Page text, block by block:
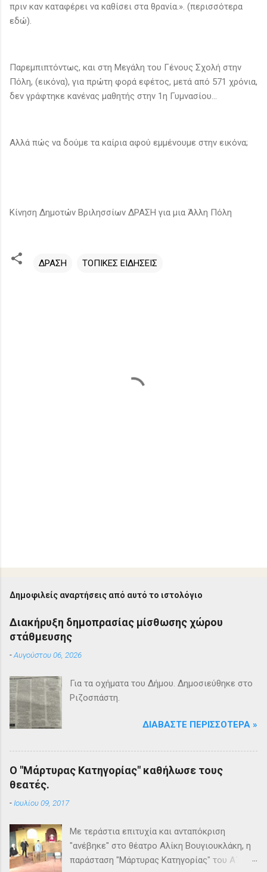
πριν καν καταφέρει να καθίσει στα θρανία.». (περισσότερα
εδώ).
Παρεμπιπτόντως, και στη Μεγάλη του Γένους Σχολή στην
Πόλη, (εικόνα), για πρώτη φορά εφέτος, μετά από 571 χρόνια,
δεν γράφτηκε κανένας μαθητής στην 1η Γυμνασίου...
Αλλά πώς να δούμε τα καίρια αφού εμμένουμε στην εικόνα;
Κίνηση Δημοτών Βριλησσίων ΔΡΑΣΗ για μια Άλλη Πόλη
ΔΡΑΣΗ ΤΟΠΙΚΕΣ ΕΙΔΗΣΕΙΣ
Δημοφιλείς αναρτήσεις από αυτό το ιστολόγιο
Διακήρυξη δημοπρασίας μίσθωσης χώρου
στάθμευσης
-Αυγούστου 06, 2026
Για τα οχήματα του Δήμου. Δημοσιεύθηκε στο
Ριζοσπάστη.
ΔΙΑΒΆΣΤΕ ΠΕΡΙΣΣΌΤΕΡΑ »
Ο "Μάρτυρας Κατηγορίας" καθήλωσε τους
θεατές.
-Ιουλίου 09, 2017
Με τεράστια επιτυχία και ανταπόκριση
"ανέβηκε" στο θέατρο Αλίκη Βουγιουκλάκη, η
παράσταση "Μάρτυρας Κατηγορίας" του Α΄